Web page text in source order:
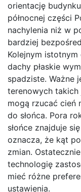
orientację
północnej części
nachylenia niż w
bardziej
Kolejnym
dachy płaskie
spadziste. Ważne
terenowych
mogą rzucać cień
do słońca. Pora
słońce znajduje
oznacza, że kąt
zmian.
technologię
mieć różne
ustawienia.